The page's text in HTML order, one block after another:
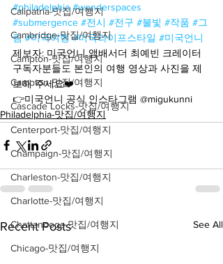
Calipatria-맛집/여행지
Cambridge-맛집/여행지
Campton-맛집/여행지
Campton-맛집/여행지
Cascade Locks-맛집/여행지
Centerport-맛집/여행지
Champaign-맛집/여행지
Charleston-맛집/여행지
Charlotte-맛집/여행지
Chattanooga-맛집/여행지
Chicago-맛집/여행지
#philadelphia #wonderspaces
#submergence #전시 #전구 #불빛 #작품 #그
림 #미국여행 #미국라이프스타일 #미국언니
제보자: 미국언니 앰배서더 최예빈 크레이터
구독자분들도 본인의 여행 영상과 사진을 제
보해 주세요❤️
👉미국언니 공식 인스타그램 @migukunni
Philadelphia-맛집/여행지
Recent Posts See All